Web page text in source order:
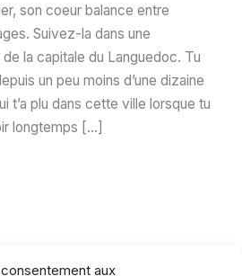
aux
son coeur balance entre
Suivez-la dans une
la capitale du Languedoc. Tu
un peu moins d’une dizaine
t’a plu dans cette ville lorsque tu
longtemps […]